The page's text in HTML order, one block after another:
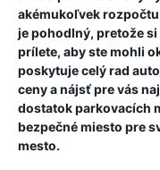
akémukoľvek
je pohodlný, pretože
prílete, aby ste mohli
poskytuje celý rad
ceny a nájsť pre vás
dostatok parkovacích
bezpečné miesto pre
mesto.